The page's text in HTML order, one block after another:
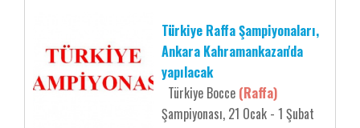
Türkiye Raffa Şampiyonaları,
Ankara Kahramankazan'da
yapılacak
Türkiye Bocce (Raffa)
Şampiyonası, 21 Ocak - 1 Şubat